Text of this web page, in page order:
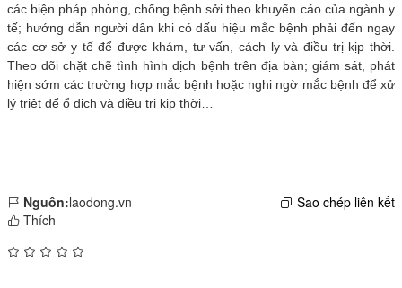
các biện pháp phòng, chống bệnh sởi theo khuyến cáo của ngành y
tế; hướng dẫn người dân khi có dấu hiệu mắc bệnh phải đến ngay
các cơ sở y tế để được khám, tư vấn, cách ly và điều trị kịp thời.
Theo dõi chặt chẽ tình hình dịch bệnh trên địa bàn; giám sát, phát
hiện sớm các trường hợp mắc bệnh hoặc nghi ngờ mắc bệnh để xử
lý triệt để ổ dịch và điều trị kịp thời…
Nguồn:laodong.vn
Sao chép liên kết
Thích